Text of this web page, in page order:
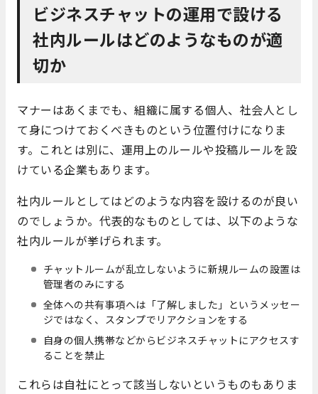
ビジネスチャットの運用で設ける
社内ルールはどのようなものが適
切か
マナーはあくまでも、組織に属する個人、社会人とし
て身につけておくべきものという位置付けになりま
す。これとは別に、運用上のルールや投稿ルールを設
けている企業もあります。
社内ルールとしてはどのような内容を設けるのが良い
のでしょうか。代表的なものとしては、以下のような
社内ルールが挙げられます。
チャットルームが乱立しないように新規ルームの設置は
管理者のみにする
全体への共有事項へは「了解しました」というメッセー
ジではなく、スタンプでリアクションをする
自身の個人携帯などからビジネスチャットにアクセスす
ることを禁止
これらは自社にとって該当しないというものもありま